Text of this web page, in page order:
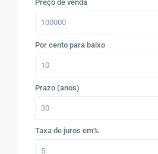
Preço de venda
Por cento para baixo
Prazo (anos)
Taxa de juros em%